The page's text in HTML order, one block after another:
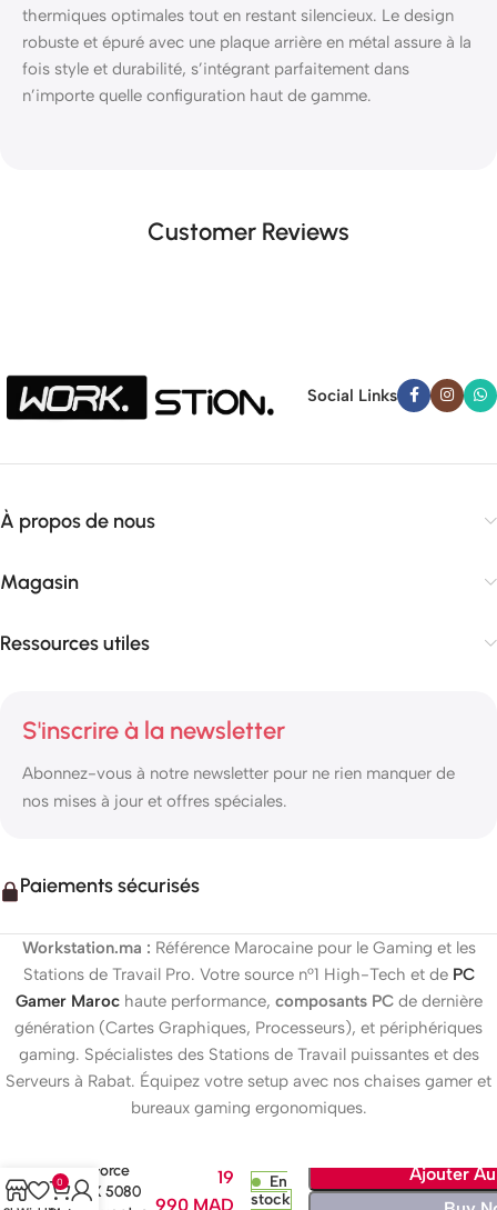
thermiques optimales tout en restant silencieux. Le design
robuste et épuré avec une plaque arrière en métal assure à la
fois style et durabilité, s’intégrant parfaitement dans
n’importe quelle configuration haut de gamme.
Customer Reviews
Social Links
À propos de nous
Magasin
Ressources utiles
S'inscrire à la newsletter
Abonnez-vous à notre newsletter pour ne rien manquer de
nos mises à jour et offres spéciales.
Paiements sécurisés
Workstation.ma : Référence Marocaine pour le Gaming et les
Stations de Travail Pro. Votre source n°1 High-Tech et de PC
Gamer Marochaute performance, composants PCde dernière
génération (Cartes Graphiques, Processeurs), et périphériques
gaming. Spécialistes des Stations de Travail puissantes et des
Serveurs à Rabat. Équipez votre setup avec nos chaises gamer et
bureaux gaming ergonomiques.
GeForce
RTX 5080
19
990 MAD
En
stock
Ajouter
0